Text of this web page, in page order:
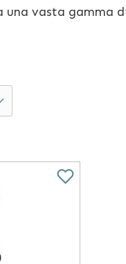
vasta gamma
che
carrozzine,